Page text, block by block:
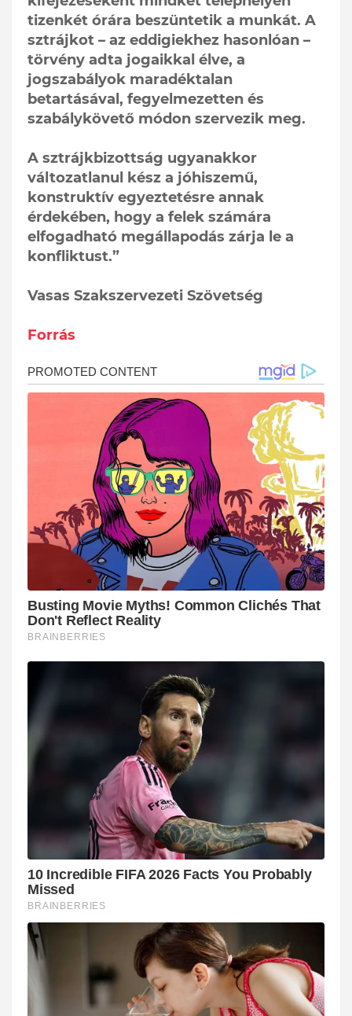
tizenkét órára beszüntetik a munkát. A
sztrájkot – az eddigiekhez hasonlóan –
törvény adta jogaikkal élve, a
jogszabályok maradéktalan
betartásával, fegyelmezetten és
szabálykövető módon szervezik meg.
A sztrájkbizottság ugyanakkor
változatlanul kész a jóhiszemű,
konstruktív egyeztetésre annak
érdekében, hogy a felek számára
elfogadható megállapodás zárja le a
konfliktust.”
Vasas Szakszervezeti Szövetség
Forrás